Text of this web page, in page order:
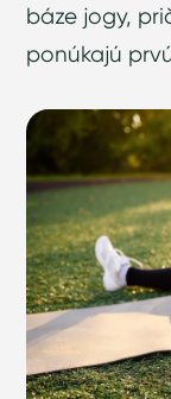
báze jogy,
ponúkajú